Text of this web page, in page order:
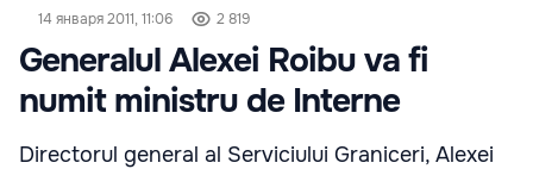
14 января 2011, 11:06 2 819
Generalul Alexei Roibu va fi
numit ministru de Interne
Directorul general al Serviciului Graniceri, Alexei